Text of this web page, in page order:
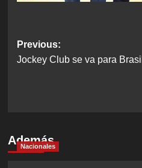
Post
navigation
Previous:
Jockey Club se va para Brasil
Además
Nacionales